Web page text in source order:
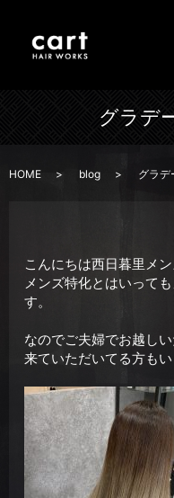
グラデ
HOME blog グラデ
こんにちは西日暮里メ
メンズ特化とはいって
す。
なのでご夫婦でお越し
来ていただいてる方もい